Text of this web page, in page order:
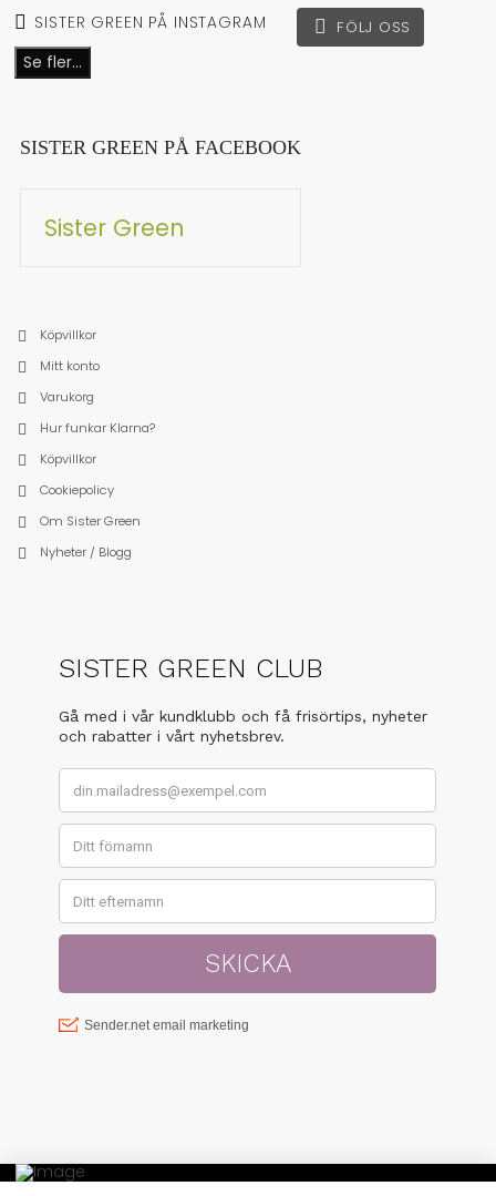
SISTER GREEN PÅ INSTAGRAM FÖLJ OSS
Se fler...
SISTER GREEN PÅ FACEBOOK
Sister Green
Köpvillkor
Mitt konto
Varukorg
Hur funkar Klarna?
Köpvillkor
Cookiepolicy
Om Sister Green
Nyheter / Blogg